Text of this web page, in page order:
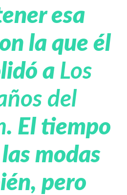
esa
la que él
a Los
del
. El tiempo
modas
pero